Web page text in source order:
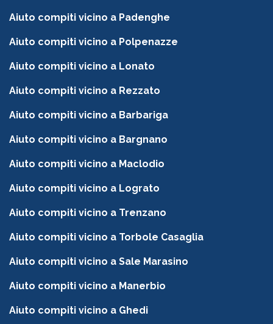
Aiuto compiti vicino a Padenghe
Aiuto compiti vicino a Polpenazze
Aiuto compiti vicino a Lonato
Aiuto compiti vicino a Rezzato
Aiuto compiti vicino a Barbariga
Aiuto compiti vicino a Bargnano
Aiuto compiti vicino a Maclodio
Aiuto compiti vicino a Lograto
Aiuto compiti vicino a Trenzano
Aiuto compiti vicino a Torbole Casaglia
Aiuto compiti vicino a Sale Marasino
Aiuto compiti vicino a Manerbio
Aiuto compiti vicino a Ghedi